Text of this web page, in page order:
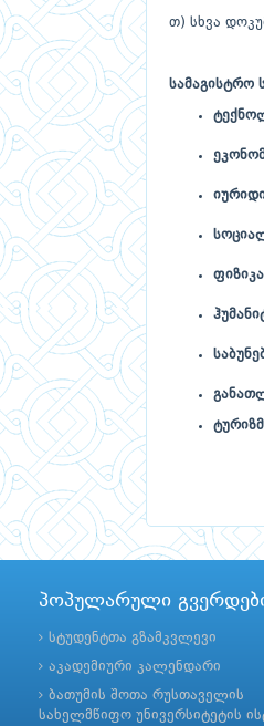
თ) სხვა
სამაგისტრო
პოპულარული
სტუდენტთა გზამკვლევი
აკადემიური კალენდარი
ბათუმის შოთა რუსთაველის
სახელმწიფო უნივერსიტეტის